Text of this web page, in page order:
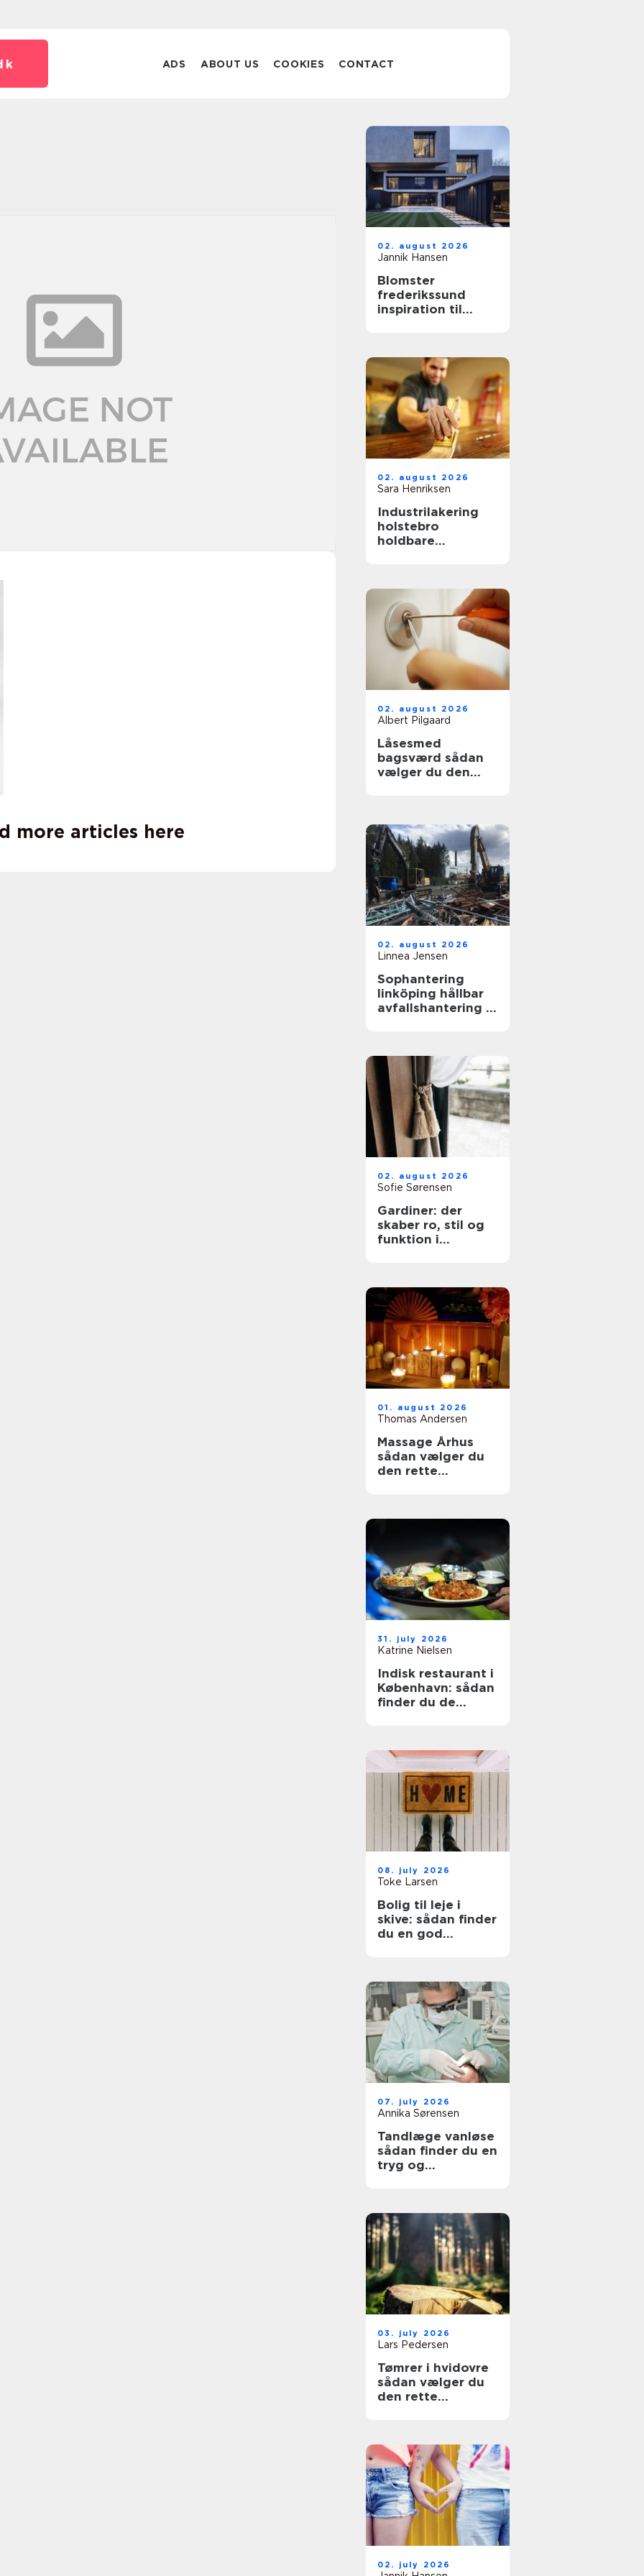
ADS ABOUT US COOKIES CONTACT
more articles here
02. august 2026
Jannik Hansen
Blomster
frederikssund
inspiration til
02. august 2026
Sara Henriksen
Industrilakering
holstebro
holdbare
02. august 2026
Albert Pilgaard
Låsesmed
bagsværd sådan
vælger du den
02. august 2026
Linnea Jensen
Sophantering
linköping hållbar
avfallshantering i
02. august 2026
Sofie Sørensen
Gardiner: der
skaber ro, stil og
funktion i
01. august 2026
Thomas Andersen
Massage Århus
sådan vælger du
den rette
31. july 2026
Katrine Nielsen
Indisk restaurant i
København: sådan
finder du de
08. july 2026
Toke Larsen
Bolig til leje i
skive: sådan finder
du en god
07. july 2026
Annika Sørensen
Tandlæge vanløse
sådan finder du en
tryg og
03. july 2026
Lars Pedersen
Tømrer i hvidovre
sådan vælger du
den rette
02. july 2026